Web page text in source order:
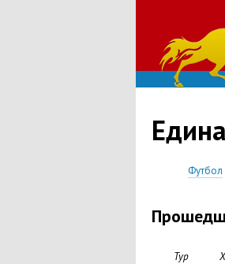
Футбол
Тур